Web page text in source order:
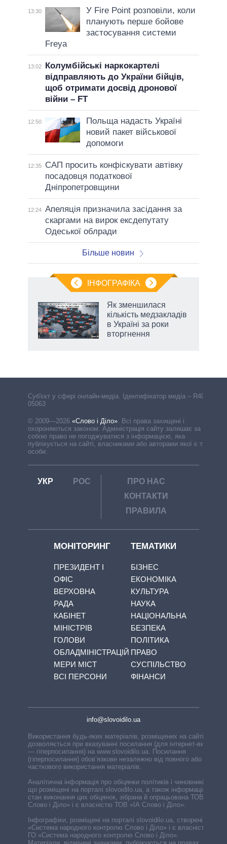
13:30
У Fire Point розповіли, коли
планують перше бойове
застосування системи
Freya
13:02
Колумбійські наркокартелі
відправляють до України бійців,
щоб отримати досвід дронової
війни – FT
12:50
Польща надасть Україні
новий пакет військової
допомоги
12:35
САП просить конфіскувати автівку
посадовця податкової
Дніпропетровщини
12:24 Апеляція призначила засідання за
скаргами на вирок ексдепутату
Одеської облради
Більше новин
ІНФОГРАФІКА
Як зменшилася
кількість медзакладів
в Україні за роки
вторгнення
Cуб'єкт у сфері онлайн-медіа. Ідентифікатор медіа – R40-
05063
© 2009—2026 «Слово і Діло». Всі права захищені і
охороняються законом. Адміністрація сайту залишає за
собою право не погоджуватися з інформацією, яка
публікується на сайті, власниками або авторами якої є треті
особи.
УКР РОС
ПРО НАС
КОНТАКТИ
ПРАВИЛА
МОНІТОРИНГ
ПРЕЗИДЕНТ І
ОФІС
ВЕРХОВНА
РАДА
КАБІНЕТ
МІНІСТРІВ
ГОЛОВИ
ОБЛАДМІНІСТРАЦІЙ
МЕРИ МІСТ
ВСІ ПЕРСОНИ
ТЕМАТИКИ
БІЗНЕС
ЕКОНОМІКА
КУЛЬТУРА
НАУКА
НАЦІОНАЛЬНА
БЕЗПЕКА
ПОЛІТИКА
ПРАВО
СУСПІЛЬСТВО
ФІНАНСИ
info@slovoidilo.ua
Використання будь-яких матеріалів, розміщених на сайті,
дозволяється при вказуванні посилання (для інтернет-видань
— гіперпосилання) на www.slovoidilo.ua. Посилання
(гіперпосилання) обов’язкове незалежно від повного або
часткового використання матеріалів.
Аналітична інформація про обіцянки політиків і чиновників,
що розміщені на порталі slovoidilo.ua, а також інформація про
стан виконання цих обіцянок, зібрана й опрацьована ТОВ «ІА
Слово і Діло» і є власністю ТОВ «ІА Слово і Діло».
Інфографіки, розміщені на порталі slovoidilo.ua, створені ГО
«Система народного контролю Слово і Діло» і є власністю
ГО «Система народного контролю Слово і Діло».